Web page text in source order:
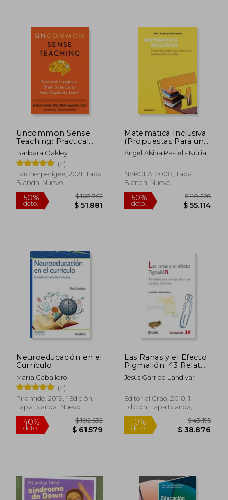
10%
dcto.
$ 27.000 10%
dcto.
Uncommon Sense
Teaching: Practical
Insights in Brain
Science to Help
Students Learn (en
Inglés)
Barbara Oakley
(2)
Tarcherperigee, 2021, Tapa
Blanda, Nuevo
50%
dcto.
$ 103.762
$ 51.881
Matematica Inclusiva
(Propuestas Para una
Educacion
Matematica a
Ángel Alsina Pastells,Núria
NARCEA, 2008, Tapa
Blanda, Nuevo
50%
dcto.
$
$
Neuroeducación en el
Currículo
Maria Caballero
(2)
Piramide, 2019, 1 Edición,
Tapa Blanda, Nuevo
Las Ranas y el Efecto
Pigmalión: 43 Relatos
Para una Escuela y
una Sociedad
Jesús Garrido Landívar
Editorial Grao, 2010, 1
Edición, Tapa Blanda,
Nuevo